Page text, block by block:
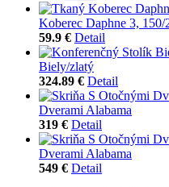
Koberec Daphne 3, 150/
59.9 € Detail
Biely/zlatý
324.89 € Detail
Dverami Alabama
319 € Detail
Dverami Alabama
549 € Detail